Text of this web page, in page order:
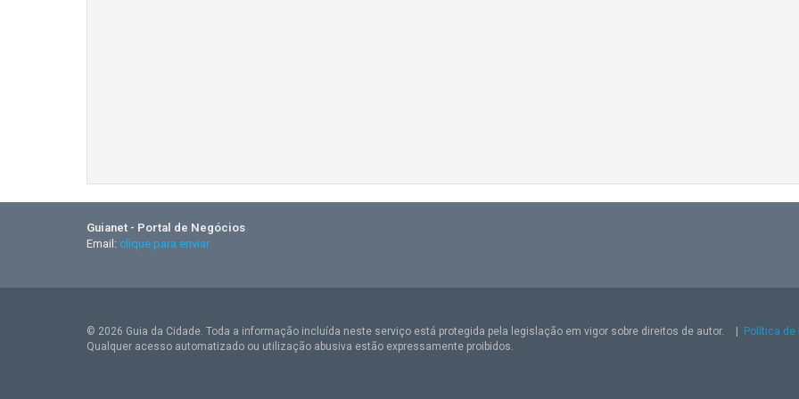
Guianet - Portal de Negócios
Email: clique para enviar
© 2026 Guia da Cidade. Toda a informação incluída neste serviço está protegida pela legislação em vigor sobre direitos de autor.
Política de
Qualquer acesso automatizado ou utilização abusiva estão expressamente proibidos.